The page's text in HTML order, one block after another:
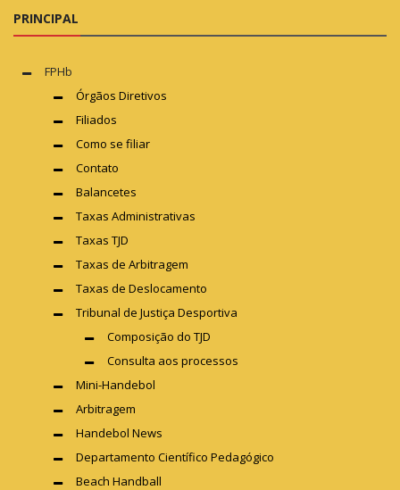
PRINCIPAL
FPHb
Órgãos Diretivos
Filiados
Como se filiar
Contato
Balancetes
Taxas Administrativas
Taxas TJD
Taxas de Arbitragem
Taxas de Deslocamento
Tribunal de Justiça Desportiva
Composição do TJD
Consulta aos processos
Mini-Handebol
Arbitragem
Handebol News
Departamento Científico Pedagógico
Beach Handball